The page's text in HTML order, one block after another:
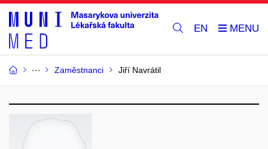
EN
Zaměstnanci Jiří Navrátil